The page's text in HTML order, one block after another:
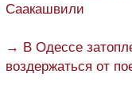
Саакашвили
→ В Одессе
воздержаться от